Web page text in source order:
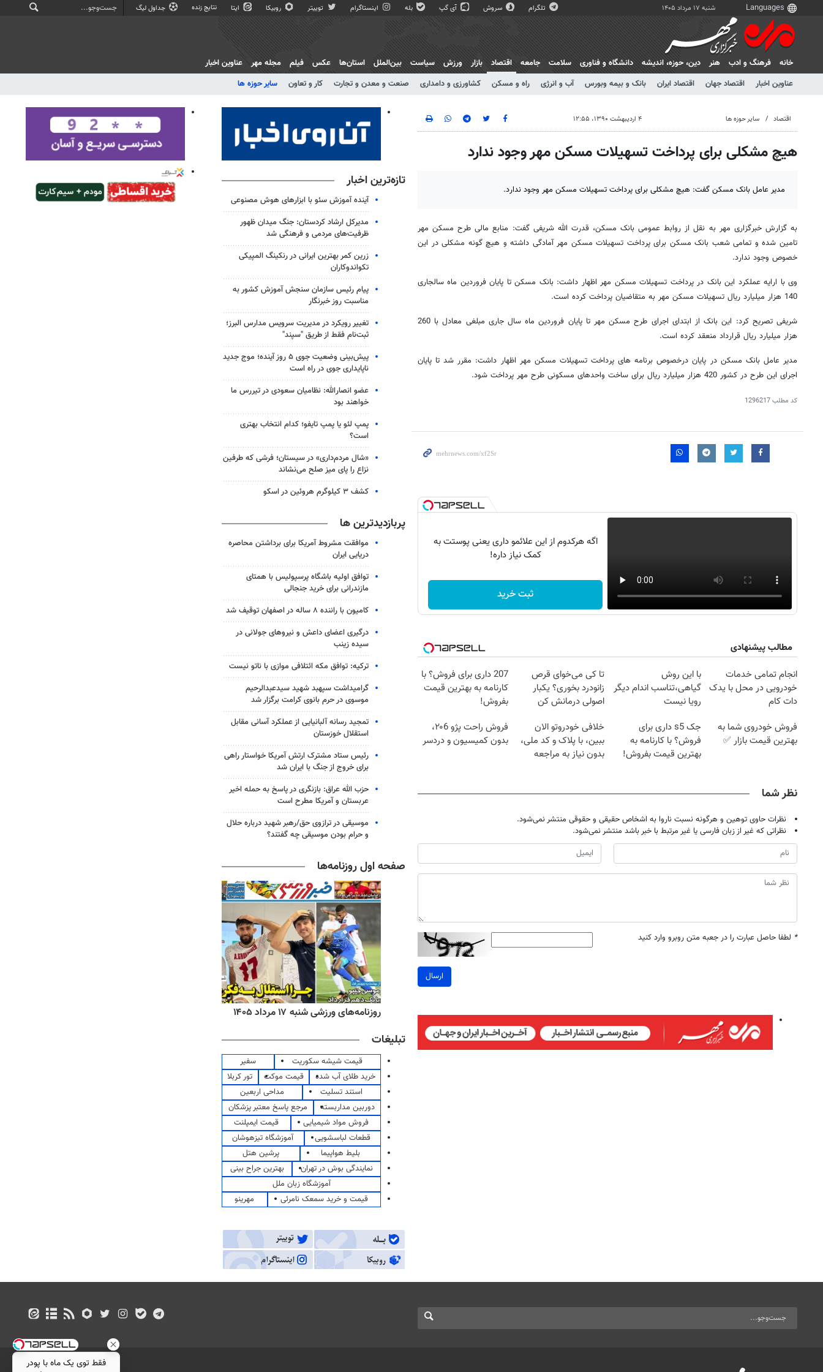
شنبه ۱۷ مرداد ۱۴۰۵ تلگرام سروش آی گپ بله اینستاگرام توییتر روبیکا ایتا نتایج زنده جداول لیگ
خانه فرهنگ و ادب هنر دين، حوزه، انديشه دانشگاه و فناوری سلامت جامعه
اقتصاد
عناوین اخبار
اقتصاد جهان اقتصاد ایران بانک و بیمه وبورس آب و انرژی راه و مسکن کشاورزی و دامداری صنعت و معدن و تجارت کار و تعاون سایر حوزه ها
بازار ورزش سیاست بین‌الملل استان‌ها عکس فیلم مجله مهر عناوین اخبار
اقتصاد سایر حوزه ها ۴ اردیبهشت ۱۳۹۰، ۱۲:۵۵
هیچ مشکلی برای پرداخت تسهیلات مسکن مهر وجود ندارد
مدیر عامل بانک مسکن گفت: هیچ مشکلی برای پرداخت تسهیلات مسکن مهر وجود ندارد.
به گزارش خبرگزاری مهر به نقل از روابط عمومی بانک مسکن، قدرت الله شریفی گفت: منابع مالی طرح مسکن مهر
تامین شده و تمامی شعب بانک مسکن برای پرداخت تسهیلات مسکن مهر آمادگی داشته و هیچ گونه مشکلی در این
خصوص وجود ندارد.
وی با ارایه عملکرد این بانک در پرداخت تسهیلات مسکن مهر اظهار داشت: بانک مسکن تا پایان فروردین ماه سالجاری
140 هزار میلیارد ریال تسهیلات مسکن مهر به متقاضیان پرداخت کرده است.
شریفی تصریح کرد: این بانک از ابتدای اجرای طرح مسکن مهر تا پایان فروردین ماه سال جاری مبلغی معادل با 260
هزار میلیارد ریال قرارداد منعقد کرده است.
مدیر عامل بانک مسکن در پایان درخصوص برنامه های پرداخت تسهیلات مسکن مهر اظهار داشت: مقرر شد تا پایان
اجرای این طرح در کشور 420 هزار میلیارد ریال برای ساخت واحدهای مسکونی طرح مهر پرداخت شود.
کد مطلب1296217
اگه هرکدوم از این علائمو داری یعنی پوستت به
کمک نیاز داره!
ثبت خرید
مطالب پیشنهادی
انجام تمامی خدمات
خودرویی در محل با یدک
دات کام
با این روش
گیاهی،تناسب اندام دیگر
رویا نیست
تا کی می‌خوای قرص
زانودرد بخوری؟ یکبار
اصولی درمانش کن
207 داری برای فروش؟ با
کارنامه به بهترین قیمت
بفروش!
فروش خودروی شما به
بهترین قیمت بازار ✅
جک s5 داری برای
فروش؟ با کارنامه به
بهترین قیمت بفروش!
خلافی خودروتو الان
ببین، با پلاک و کد ملی،
بدون نیاز به مراجعه
فروش راحت پژو ۲۰6،
بدون کمیسیون و دردسر
نظر شما
نظرات حاوی توهین و هرگونه نسبت ناروا به اشخاص حقیقی و حقوقی منتشر نمی‌شود.
نظراتی که غیر از زبان فارسی یا غیر مرتبط با خبر باشد منتشر نمی‌شود.
* لطفا حاصل عبارت را در جعبه متن روبرو وارد کنید
ارسال
تازه‌ترین اخبار
آینده آموزش سئو با ابزارهای هوش مصنوعی
مدیرکل ارشاد کردستان: جنگ میدان ظهور
ظرفیت‌های مردمی و فرهنگی شد
زرین کمر بهترین ایرانی در رنکینگ المپیکی
تکواندوکاران
پیام رئیس سازمان سنجش آموزش کشور به
مناسبت روز خبرنگار
تغییر رویکرد در مدیریت سرویس مدارس البرز؛
ثبت‌نام‌ فقط از طریق "سپند"
پیش‌بینی وضعیت جوی ۵ روز آینده؛ موج جدید
ناپایداری جوی در راه است
عضو انصارالله: نظامیان سعودی در تیررس ما
خواهند بود
پمپ لئو یا پمپ تایفو؛ کدام انتخاب بهتری
است؟
«شال مردم‌داری» در سیستان؛ فرشی که طرفین
نزاع را پای میز صلح می‌نشاند
کشف ۳ کیلوگرم هروئین در اسکو
پربازدیدترین ها
موافقت مشروط آمریکا برای برداشتن محاصره
دریایی ایران
توافق اولیه باشگاه پرسپولیس با همتای
مازندرانی برای خرید جنجالی
کامیون با راننده ۸ ساله در اصفهان توقیف شد
درگیری اعضای داعش و نیروهای جولانی در
سیده زینب
ترکیه: توافق مکه ائتلافی موازی با ناتو نیست
گرامیداشت سپهبد شهید سیدعبدالرحیم
موسوی در حرم بانوی کرامت برگزار شد
تمجید رسانه آلبانیایی از عملکرد آسانی مقابل
استقلال خوزستان
رئیس ستاد مشترک ارتش آمریکا خواستار راهی
برای خروج از جنگ با ایران شد
حزب الله عراق: بازنگری در پاسخ به حمله اخیر
عربستان و آمریکا مطرح است
موسیقی در ترازوی حق/رهبر شهید درباره حلال
و حرام بودن موسیقی چه گفتند؟
صفحه اول روزنامه‌ها
روزنامه‌های صبح شنبه ۱۷ مرداد ۱۴۰۵ روزنامه‌های اقتصادی شنبه ۱۷ مرداد ۱۴۰۵ روزنامه‌های ورزشی شنبه ۱۷ مرداد ۱۴۰۵
تبلیغات
قیمت شیشه سکوریت
سفیر
خرید طلای آب شده
قیمت موکت
تور کربلا
استند تسلیت
مداحی اربعین
دوربین مداربسته
مرجع پاسخ معتبر پزشکان
فروش مواد شیمیایی
قیمت ایمپلنت
قطعات لباسشویی
آموزشگاه تیزهوشان
بلیط هواپیما
پرشین هتل
نمایندگی بوش در تهران
بهترین جراح بینی
آموزشگاه زبان ملل
قیمت و خرید سمعک نامرئی
مهرینو
فقط توی یک ماه با پودر